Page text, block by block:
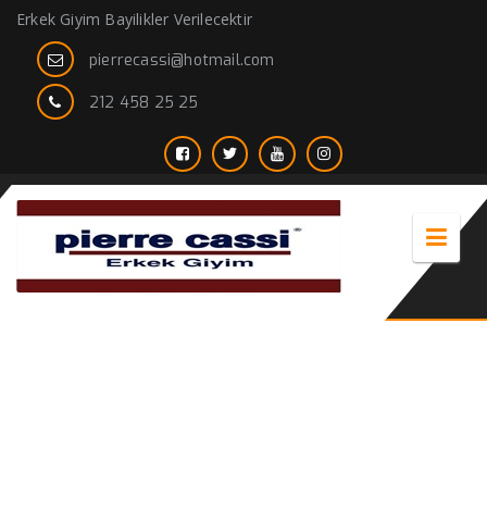
Erkek Giyim Bayilikler Verilecektir
pierrecassi@hotmail.com
212 458 25 25